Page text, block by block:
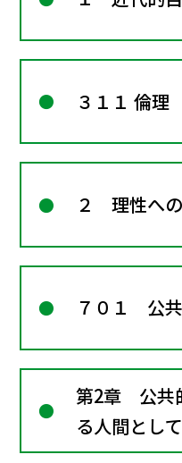
３１１ 倫理
２ 理性へ
７０１ 公共
第2章 公共
る人間とし
―共に生き